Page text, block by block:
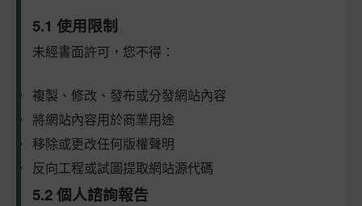
5.1 使用限制
未經書面許可，您不得：
複製、修改、發布或分發網站內容
將網站內容用於商業用途
移除或更改任何版權聲明
反向工程或試圖提取網站源代碼
5.2 個人諮詢報告